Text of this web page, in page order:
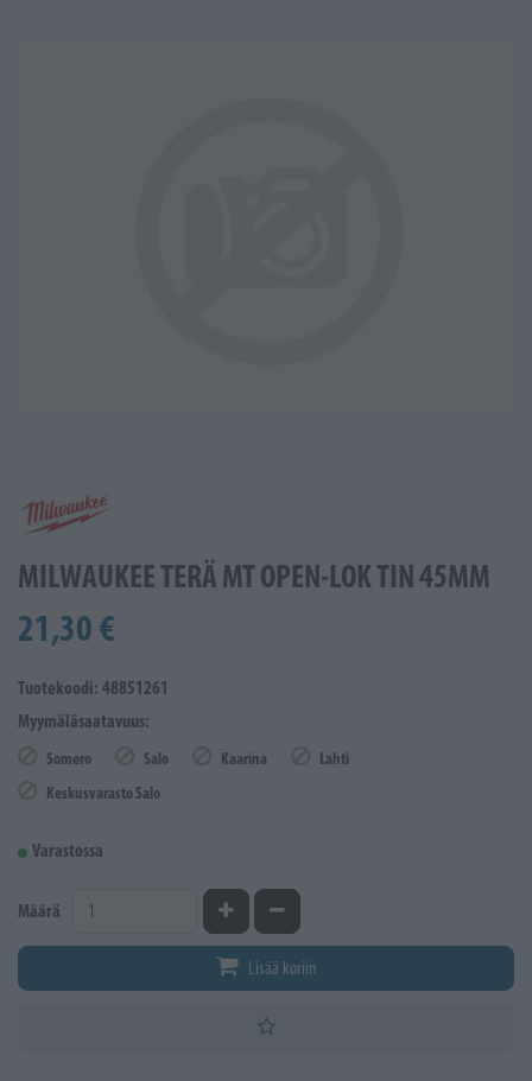
MILWAUKEE TERÄ MT OPEN-LOK TIN 45MM
21,30 €
Tuotekoodi: 48851261
Myymäläsaatavuus:
Somero Salo Kaarina
Lahti
Keskusvarasto Salo
Varastossa
Määrä Kasvata määrääVähennä määrää
Lisää koriin